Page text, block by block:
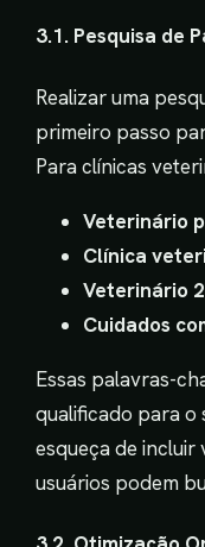
3.1. Pesquisa de
Realizar uma
primeiro passo
Para clínicas
Veterinário
Clínica
Veterinário
Cuidados
Essas palavras-
qualificado para o
esqueça de incluir
usuários podem